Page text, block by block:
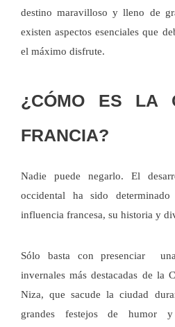
destino maravilloso y lleno de
existen aspectos esenciales que
el máximo disfrute.
¿CÓMO ES LA
FRANCIA?
Nadie puede negarlo.
El
occidental ha sido
influencia francesa, su historia y
Sólo basta con presenciar
invernales más destacadas de la
Niza, que sacude la ciudad
grandes festejos de humor